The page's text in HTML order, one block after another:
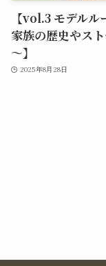
【vol.3 モデル
家族の歴史やス
～】
2025年8月28日